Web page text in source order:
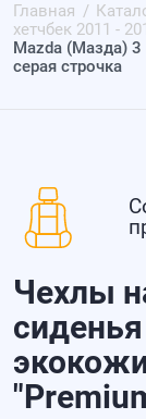
Главная
хетчбек 2011 -
Mazda (Мазда) 3
серая строчка
Чехлы